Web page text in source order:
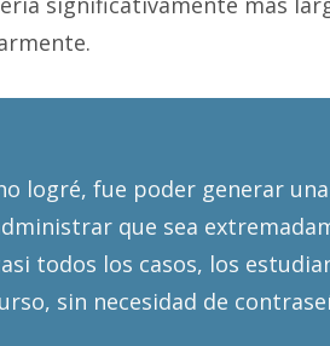
logré, fue poder generar
que sea
todos los casos, los
sin necesidad de